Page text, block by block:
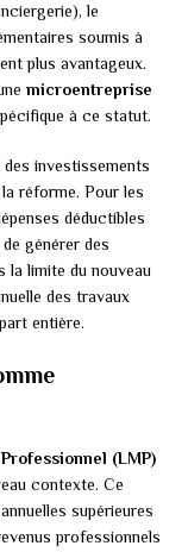
le
soumis à
plus avantageux.
microentreprise
à ce statut.
des investissements
réforme. Pour les
déductibles
générer des
la limite du nouveau
des travaux
entière.
(LMP)
contexte. Ce
supérieures
professionnels